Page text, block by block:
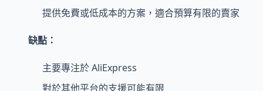
提供免費或低成本的方案，適合預算有限的賣家
缺點：
主要專注於 AliExpress
對於其他平台的支援可能有限